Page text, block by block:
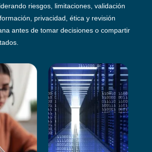
riesgos, limitaciones, validación
privacidad, ética y revisión
antes de tomar decisiones o compartir